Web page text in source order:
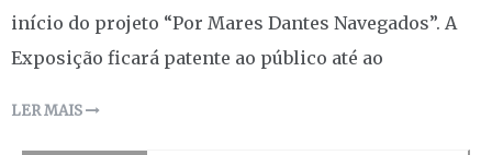
início do projeto “Por Mares Dantes Navegados”. A
Exposição ficará patente ao público até ao
LER MAIS